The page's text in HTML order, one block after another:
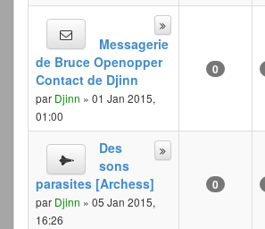
Messagerie
de Bruce Openopper
Contact de Djinn
par Djinn » 01 Jan 2015,
01:00
0
Des
sons
parasites [Archess]
par Djinn » 05 Jan 2015,
16:26
0